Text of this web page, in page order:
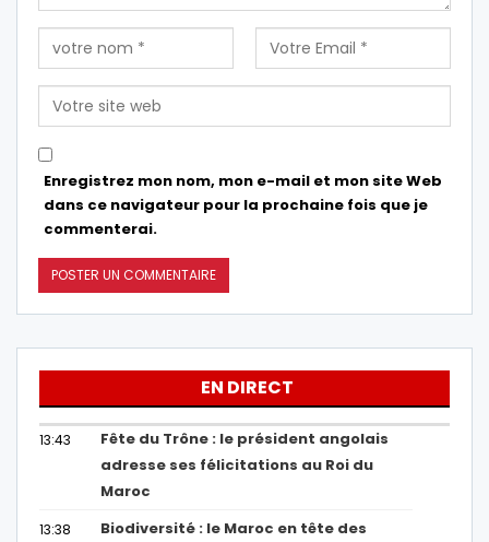
Enregistrez mon nom, mon e-mail et mon site Web
dans ce navigateur pour la prochaine fois que je
commenterai.
EN DIRECT
13:43
Fête du Trône : le président angolais
adresse ses félicitations au Roi du
Maroc
13:38
Biodiversité : le Maroc en tête des